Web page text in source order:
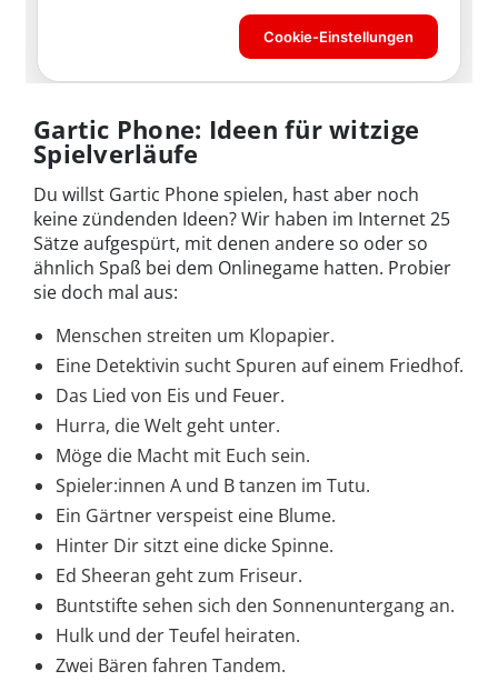
Gartic Phone: Ideen für witzige
Spielverläufe
Du willst Gartic Phone spielen, hast aber noch
keine zündenden Ideen? Wir haben im Internet 25
Sätze aufgespürt, mit denen andere so oder so
ähnlich Spaß bei dem Onlinegame hatten. Probier
sie doch mal aus:
Menschen streiten um Klopapier.
Eine Detektivin sucht Spuren auf einem Friedhof.
Das Lied von Eis und Feuer.
Hurra, die Welt geht unter.
Möge die Macht mit Euch sein.
Spieler:innen A und B tanzen im Tutu.
Ein Gärtner verspeist eine Blume.
Hinter Dir sitzt eine dicke Spinne.
Ed Sheeran geht zum Friseur.
Buntstifte sehen sich den Sonnenuntergang an.
Hulk und der Teufel heiraten.
Zwei Bären fahren Tandem.